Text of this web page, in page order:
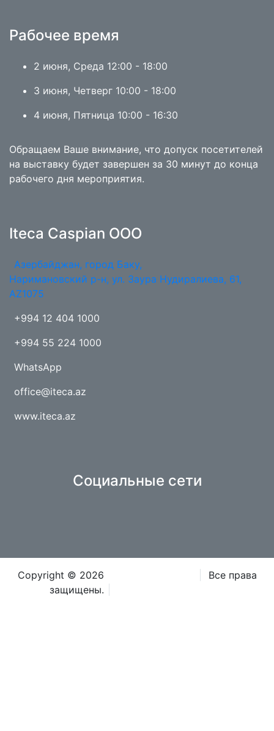
Рабочее время
2 июня, Среда 12:00 - 18:00
3 июня, Четверг 10:00 - 18:00
4 июня, Пятница 10:00 - 16:30
Обращаем Ваше внимание, что допуск посетителей
на выставку будет завершен за 30 минут до конца
рабочего дня мероприятия.
Iteca Caspian OOO
Азербайджан, город Баку,
Наримановский р-н, ул. Заура Нудиралиева, 61,
AZ1075
+994 12 404 1000
+994 55 224 1000
WhatsApp
office@iteca.az
www.iteca.az
Социальные сети
Copyright © 2026
Все права
защищены.